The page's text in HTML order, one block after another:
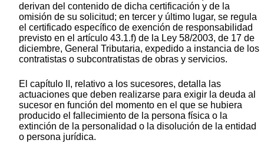
derivan del contenido de dicha certificación y de la
omisión de su solicitud; en tercer y último lugar, se regula
el certificado específico de exención de responsabilidad
previsto en el artículo 43.1.f) de la Ley 58/2003, de 17 de
diciembre, General Tributaria, expedido a instancia de los
contratistas o subcontratistas de obras y servicios.
El capítulo II, relativo a los sucesores, detalla las
actuaciones que deben realizarse para exigir la deuda al
sucesor en función del momento en el que se hubiera
producido el fallecimiento de la persona física o la
extinción de la personalidad o la disolución de la entidad
o persona jurídica.